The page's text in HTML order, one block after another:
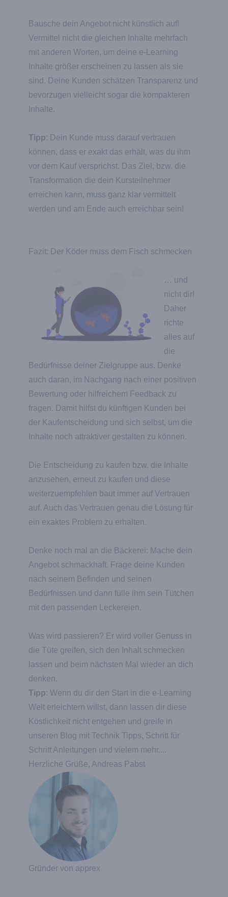
Bausche dein Angebot nicht künstlich auf!
Vermittel nicht die gleichen Inhalte mehrfach
mit anderen Worten, um deine e-Learning
Inhalte größer erscheinen zu lassen als sie
sind. Deine Kunden schätzen Transparenz und
bevorzugen vielleicht sogar die kompakteren
Inhalte.
Tipp: Dein Kunde muss darauf vertrauen
können, dass er exakt das erhält, was du ihm
vor dem Kauf versprichst. Das Ziel, bzw. die
Transformation die dein Kursteilnehmer
erreichen kann, muss ganz klar vermittelt
werden und am Ende auch erreichbar sein!
Fazit: Der Köder muss dem Fisch schmecken
… und
nicht dir!
Daher
richte
alles auf
die
Bedürfnisse deiner Zielgruppe aus. Denke
auch daran, im Nachgang nach einer positiven
Bewertung oder hilfreichem Feedback zu
fragen. Damit hilfst du künftigen Kunden bei
der Kaufentscheidung und sich selbst, um die
Inhalte noch attraktiver gestalten zu können.
Die Entscheidung zu kaufen bzw. die Inhalte
anzusehen, erneut zu kaufen und diese
weiterzuempfehlen baut immer auf Vertrauen
auf. Auch das Vertrauen genau die Lösung für
ein exaktes Problem zu erhalten.
Denke noch mal an die Bäckerei: Mache dein
Angebot schmackhaft. Frage deine Kunden
nach seinem Befinden und seinen
Bedürfnissen und dann fülle ihm sein Tütchen
mit den passenden Leckereien.
Was wird passieren? Er wird voller Genuss in
die Tüte greifen, sich den Inhalt schmecken
lassen und beim nächsten Mal wieder an dich
denken.
Tipp: Wenn du dir den Start in die e-Learning
Welt erleichtern willst, dann lassen dir diese
Köstlichkeit nicht entgehen und greife in
unseren Blog mit Technik Tipps, Schritt für
Schritt Anleitungen und vielem mehr....
Herzliche Grüße, Andreas Pabst
Gründer von apprex